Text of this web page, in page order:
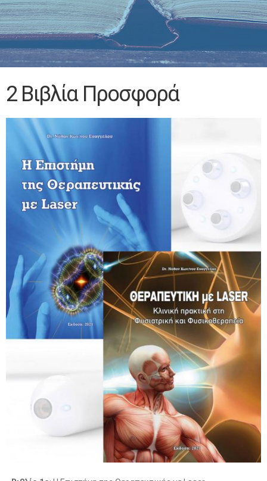
2 Βιβλία Προσφορά